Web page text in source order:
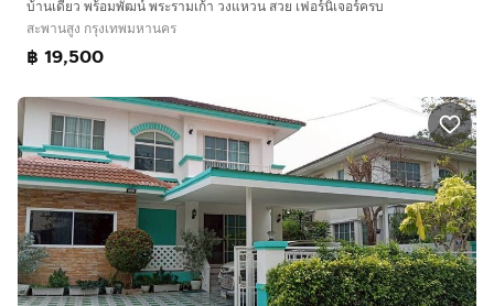
บ้านเดี่ยว พร้อมพัฒน์ พระรามเก้า วงแหวน สวย เฟอร์นิเจอร์ครบ
สะพานสูง กรุงเทพมหานคร
฿ 19,500